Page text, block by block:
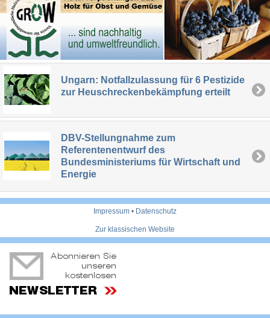
Ungarn: Notfallzulassung für 6 Pestizide
zur Heuschreckenbekämpfung erteilt
DBV-Stellungnahme zum
Referentenentwurf des
Bundesministeriums für Wirtschaft und
Energie
Impressum • Datenschutz
Zur klassischen Website